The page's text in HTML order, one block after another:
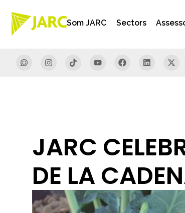
Som JARC Sectors
JARC
DE LA